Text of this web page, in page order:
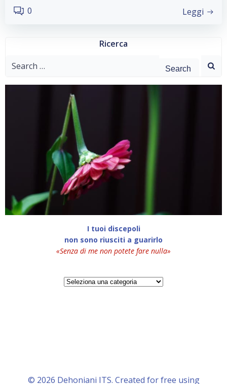
0 Leggi
Ricerca
Search
I tuoi discepoli
non sono riusciti a guarirlo
«Senza di me non potete fare nulla»
Categorie
© 2026 Dehoniani ITS. Created for free using